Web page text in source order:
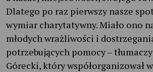
Dlatego po raz pierwszy nasze
wymiar charytatywny. Miało ono
młodych wrażliwości i
potrzebujących pomocy –
Górecki, który współorganizował